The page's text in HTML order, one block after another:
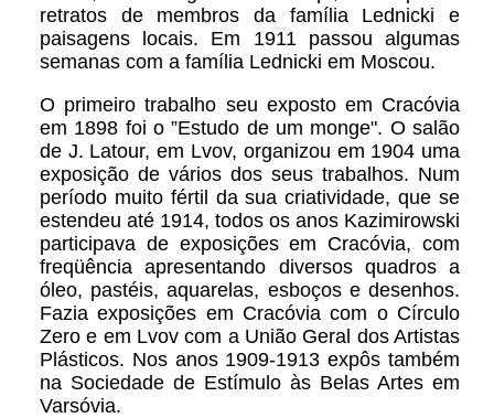
retratos de membros da família Lednicki e
paisagens locais. Em 1911 passou algumas
semanas com a família Lednicki em Moscou.
O primeiro trabalho seu exposto em Cracóvia
em 1898 foi o ”Estudo de um monge". O salão
de J. Latour, em Lvov, organizou em 1904 uma
exposição de vários dos seus trabalhos. Num
período muito fértil da sua criatividade, que se
estendeu até 1914, todos os anos Kazimirowski
participava de exposições em Cracóvia, com
freqüência apresentando diversos quadros a
óleo, pastéis, aquarelas, esboços e desenhos.
Fazia exposições em Cracóvia com o Círculo
Zero e em Lvov com a União Geral dos Artistas
Plásticos. Nos anos 1909-1913 expôs também
na Sociedade de Estímulo às Belas Artes em
Varsóvia.